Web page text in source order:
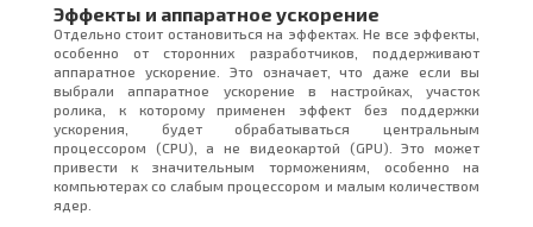
Эффекты и аппаратное ускорение
Отдельно стоит остановиться на эффектах. Не все эффекты,
особенно от сторонних разработчиков, поддерживают
аппаратное ускорение. Это означает, что даже если вы
выбрали аппаратное ускорение в настройках, участок
ролика, к которому применен эффект без поддержки
ускорения, будет обрабатываться центральным
процессором (CPU), а не видеокартой (GPU). Это может
привести к значительным торможениям, особенно на
компьютерах со слабым процессором и малым количеством
ядер.